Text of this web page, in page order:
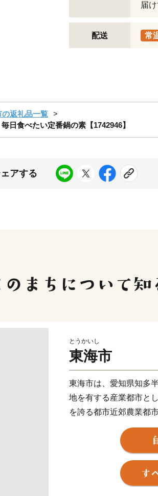
届
配送 常
返礼品一覧
食べたい定番鍋の素【1742946】
アする
とうかいし
東海市
東海市は、愛知県知多
地を有する産業都市と
を誇る都市近郊農業都
発展を遂げてきました
名古屋都心や中部国
したまちづくりを積極
し、日本経済を牽引す